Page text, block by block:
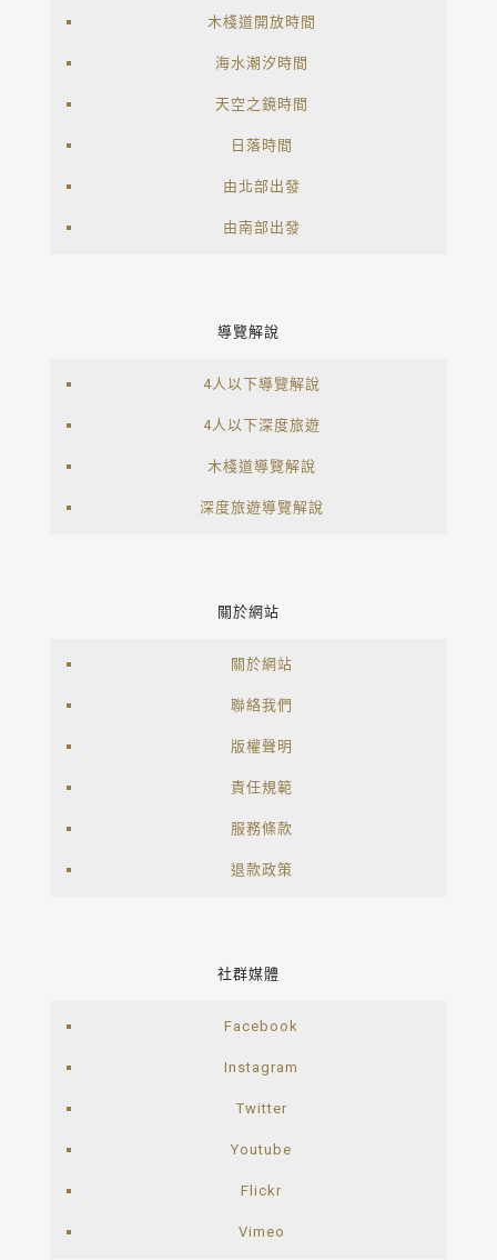
木棧道開放時間
海水潮汐時間
天空之鏡時間
日落時間
由北部出發
由南部出發
導覽解說
4人以下導覽解說
4人以下深度旅遊
木棧道導覽解說
深度旅遊導覽解說
關於網站
關於網站
聯絡我們
版權聲明
責任規範
服務條款
退款政策
社群媒體
Facebook
Instagram
Twitter
Youtube
Flickr
Vimeo